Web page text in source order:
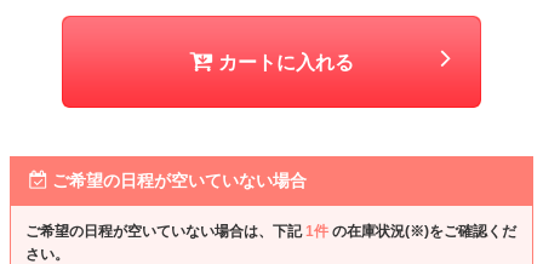
カートに入れる
ご希望の日程が空いていない場合
ご希望の日程が空いていない場合は、下記1件 の在庫状況(※)をご確認くだ
さい。